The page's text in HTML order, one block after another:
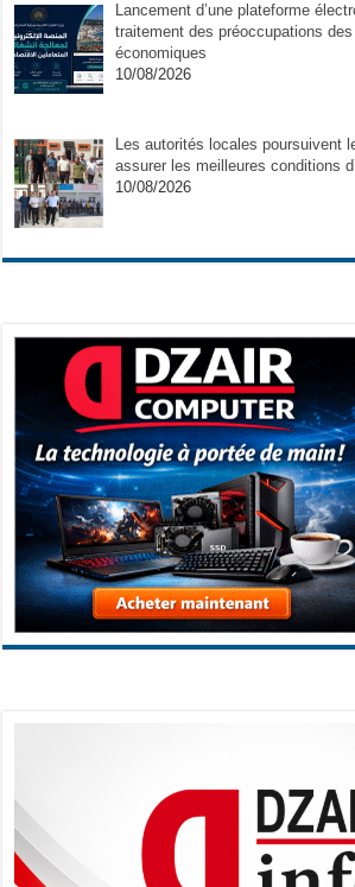
Lancement d’une plateforme
traitement des préoccupations
économiques
10/08/2026
Les autorités locales poursuivent
assurer les meilleures conditions
10/08/2026